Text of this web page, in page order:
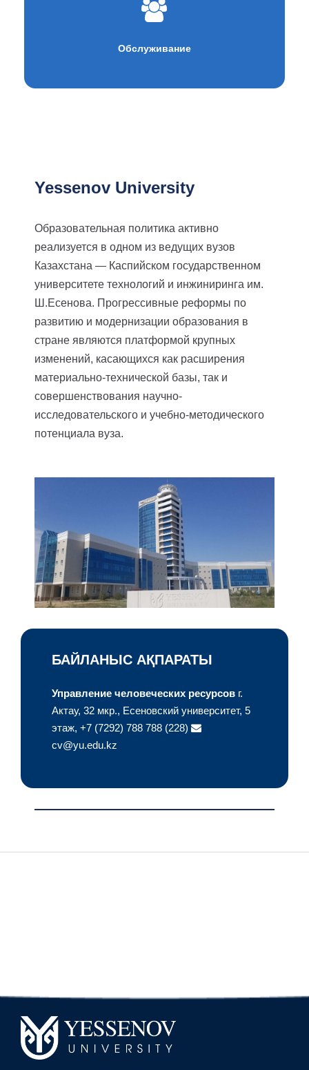
Обслуживание
Yessenov University
Образовательная политика активно
реализуется в одном из ведущих вузов
Казахстана — Каспийском государственном
университете технологий и инжиниринга им.
Ш.Есенова. Прогрессивные реформы по
развитию и модернизации образования в
стране являются платформой крупных
изменений, касающихся как расширения
материально-технической базы, так и
совершенствования научно-
исследовательского и учебно-методического
потенциала вуза.
БАЙЛАНЫС АҚПАРАТЫ
Управление человеческих ресурсов г.
Актау, 32 мкр., Есеновский университет, 5
этаж, +7 (7292) 788 788 (228)
cv@yu.edu.kz